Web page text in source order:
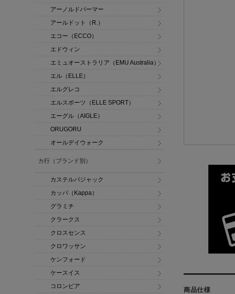
商品仕様
アーノルドパーマー
アールドット（R.）
エコー（ECCO）
エドウィン
エミュオーストラリア（EMU Australia）
エル（ELLE）
エルグレコ
エルスポーツ（ELLE SPORT）
エーグル（AIGLE）
ORUGORU
オールデイウォーク
カ行（ブランド別）
カステルバジャック
カッパ（Kappa）
グラミチ
クラークス
クロスセンス
クロワッサン
ケンフォード
ケースイス
コロンビア